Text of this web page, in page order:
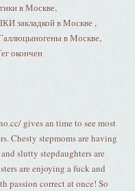
в Москве,
закладкой в Москве ,
в Москве,
окончен
gives an time to see most
Chesty stepmoms are having
slutty stepdaughters are
are enjoying a fuck and
passion correct at once! So